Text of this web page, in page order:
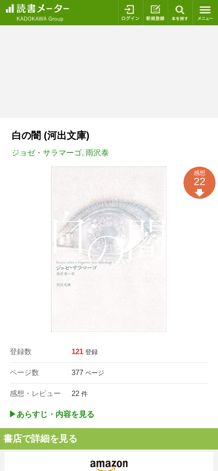
ログイン 新規登録
白の闇 (河出文庫)
ジョゼ・サラマーゴ, 雨沢泰
登録数 121 登録
ページ数 377 ページ
感想・レビュー 22 件
感想
22
▶︎あらすじ・内容を見る
書店で詳細を見る